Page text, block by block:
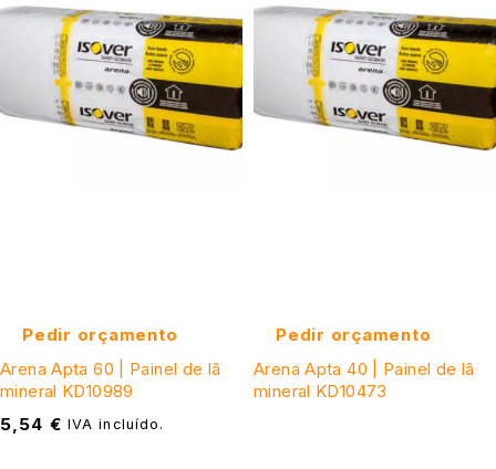
Pedir orçamento
Arena Apta 60 | Painel de lã
mineral KD10989
5,54 € IVA incluído.
Pedir orçamento
Arena Apta 40 | Painel de lã
mineral KD10473